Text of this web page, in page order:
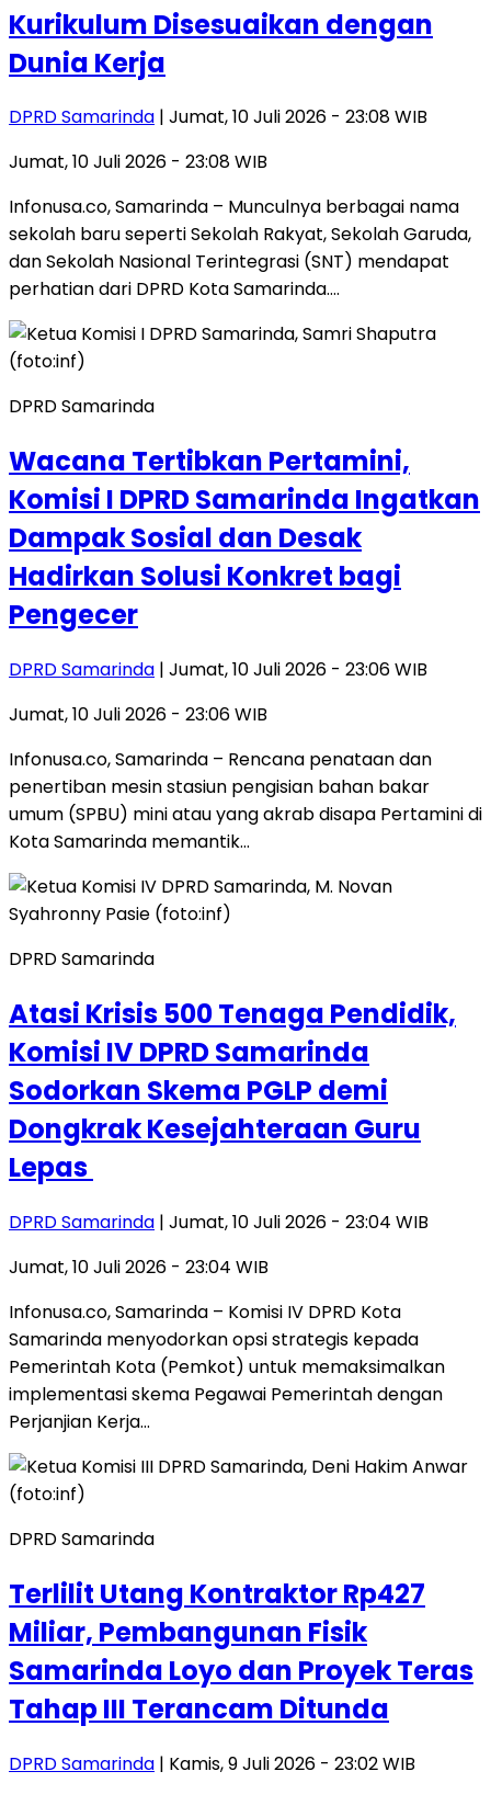
Kurikulum Disesuaikan dengan
Dunia Kerja
DPRD Samarinda | Jumat, 10 Juli 2026 - 23:08 WIB
Jumat, 10 Juli 2026 - 23:08 WIB
​Infonusa.co, Samarinda – Munculnya berbagai nama
sekolah baru seperti Sekolah Rakyat, Sekolah Garuda,
dan Sekolah Nasional Terintegrasi (SNT) mendapat
perhatian dari DPRD Kota Samarinda….
DPRD Samarinda
Wacana Tertibkan Pertamini,
Komisi I DPRD Samarinda Ingatkan
Dampak Sosial dan Desak
Hadirkan Solusi Konkret bagi
Pengecer
DPRD Samarinda | Jumat, 10 Juli 2026 - 23:06 WIB
Jumat, 10 Juli 2026 - 23:06 WIB
​Infonusa.co, Samarinda – Rencana penataan dan
penertiban mesin stasiun pengisian bahan bakar
umum (SPBU) mini atau yang akrab disapa Pertamini di
Kota Samarinda memantik…
DPRD Samarinda
Atasi Krisis 500 Tenaga Pendidik,
Komisi IV DPRD Samarinda
Sodorkan Skema PGLP demi
Dongkrak Kesejahteraan Guru
Lepas ​
DPRD Samarinda | Jumat, 10 Juli 2026 - 23:04 WIB
Jumat, 10 Juli 2026 - 23:04 WIB
​Infonusa.co, Samarinda – Komisi IV DPRD Kota
Samarinda menyodorkan opsi strategis kepada
Pemerintah Kota (Pemkot) untuk memaksimalkan
implementasi skema Pegawai Pemerintah dengan
Perjanjian Kerja…
DPRD Samarinda
Terlilit Utang Kontraktor Rp427
Miliar, Pembangunan Fisik
Samarinda Loyo dan Proyek Teras
Tahap III Terancam Ditunda
DPRD Samarinda | Kamis, 9 Juli 2026 - 23:02 WIB